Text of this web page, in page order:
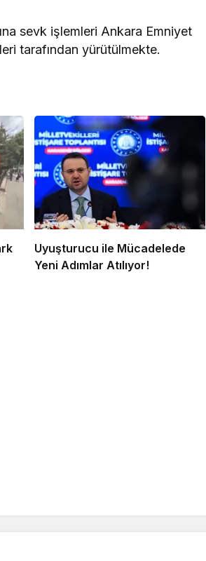
sevk işlemleri Ankara Emniyet
tarafından yürütülmekte.
Uyuşturucu ile Mücadelede
Yeni Adımlar Atılıyor!